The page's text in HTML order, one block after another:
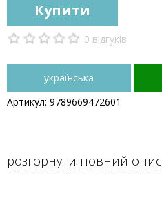
Купити
0 відгуків
українська
Артикул: 9789669472601
розгорнути повний опис